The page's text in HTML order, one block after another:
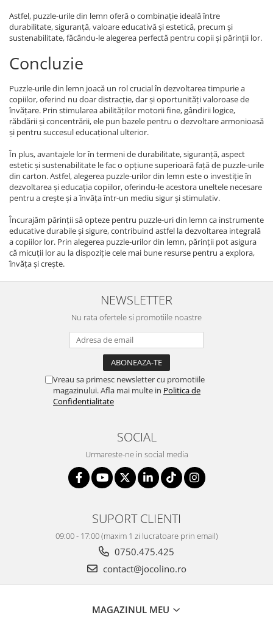
Astfel, puzzle-urile din lemn oferă o combinație ideală între
durabilitate, siguranță, valoare educativă și estetică, precum și
sustenabilitate, făcându-le alegerea perfectă pentru copii și părinții lor.
Concluzie
Puzzle-urile din lemn joacă un rol crucial în dezvoltarea timpurie a
copiilor, oferind nu doar distracție, dar și oportunități valoroase de
învățare. Prin stimularea abilităților motorii fine, gândirii logice,
răbdării și concentrării, ele pun bazele pentru o dezvoltare armonioasă
și pentru succesul educațional ulterior.
În plus, avantajele lor în termeni de durabilitate, siguranță, aspect
estetic și sustenabilitate le fac o opțiune superioară față de puzzle-urile
din carton. Astfel, alegerea puzzle-urilor din lemn este o investiție în
dezvoltarea și educația copiilor, oferindu-le acestora uneltele necesare
pentru a crește și a învăța într-un mediu sigur și stimulativ.
Încurajăm părinții să opteze pentru puzzle-uri din lemn ca instrumente
educative durabile și sigure, contribuind astfel la dezvoltarea integrală
a copiilor lor. Prin alegerea puzzle-urilor din lemn, părinții pot asigura
că micuții lor au la dispoziție cele mai bune resurse pentru a explora,
învăța și crește.
NEWSLETTER
Nu rata ofertele si promotiile noastre
Vreau sa primesc newsletter cu promotiile
magazinului. Afla mai multe in Politica de
Confidentialitate
SOCIAL
Urmareste-ne in social media
SUPORT CLIENTI
09:00 - 17:00 (maxim 1 zi lucratoare prin email)
0750.475.425
contact@jocolino.ro
MAGAZINUL MEU